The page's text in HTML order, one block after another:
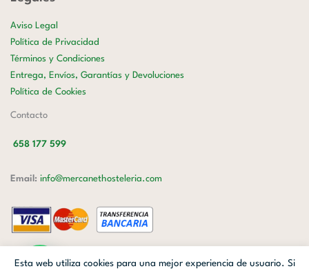
Aviso Legal
Política de Privacidad
Términos y Condiciones
Entrega, Envíos, Garantías y Devoluciones
Política de Cookies
Contacto
658 177 599
Email: info@mercanethosteleria.com
Esta web utiliza cookies para una mejor experiencia de usuario. Si